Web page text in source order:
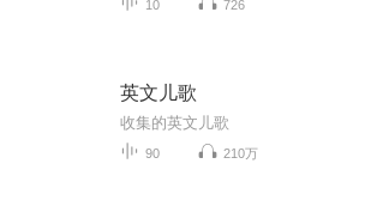
10 726
英文儿歌
收集的英文儿歌
90 210万